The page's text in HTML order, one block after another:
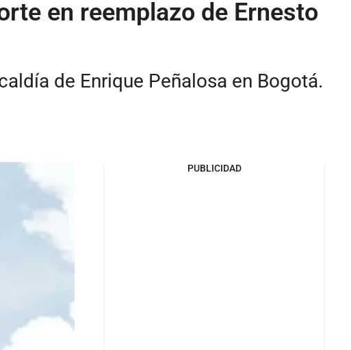
en reemplazo de Ernesto
de Enrique Peñalosa en Bogotá.
PUBLICIDAD